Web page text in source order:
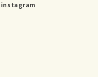
instagram